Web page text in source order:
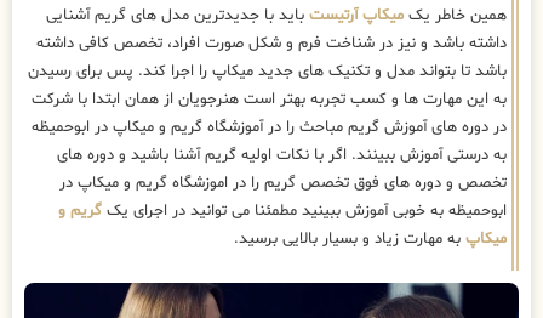
همین خاطر یک میکاپ آرتیست باید با جدیدترین مدل های گریم آشنایی
داشته باشد و نیز در شناخت فرم و شکل صورت افراد، تخصص کافی داشته
باشد تا بتواند مدل و تکنیک های جدید میکاپ را اجرا کند. پس برای رسیدن
به این مهارت ها و کسب تجربه بهتر است هنرجویان از همان ابتدا با شرکت
در دوره های آموزش گریم مباحث را در آموزشگاه گریم و میکاپ در ابوحمیظه
به درستی آموزش ببینند. اگر با نکات اولیه گریم آشنا باشید و دوره های
تخصص و دوره های فوق تخصص گریم را در اموزشگاه گریم و میکاپ در
ابوحمیظه به خوبی آموزش ببینید مطمئنا می توانید در اجرای یک گریم و
میکاپ به مهارت زیاد و بسیار بالایی برسید.